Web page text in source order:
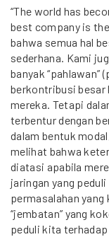
“The world has
best company is
bahwa semua hal
sederhana. Kami
banyak “pahlawan”
berkontribusi besar
mereka. Tetapi
terbentur dengan
dalam bentuk
melihat bahwa
diatasi apabila
jaringan yang
permasalahan
“jembatan” yang
peduli kita